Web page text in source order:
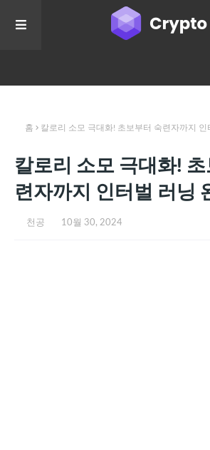
홈 칼로리 소모 극대화! 초보부터 숙련자까지 인
칼로리 소모 극대화!
련자까지 인터벌 러닝
천공 10월 30, 2024